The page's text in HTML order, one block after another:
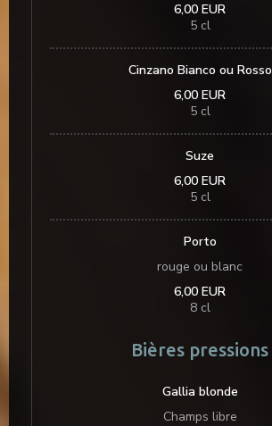
6,00 EUR
5 cl
Cinzano Bianco ou Rosso
6,00 EUR
5 cl
Suze
6,00 EUR
5 cl
Porto
rouge ou blanc
6,00 EUR
8 cl
Bières pressions
Gallia blonde
Champs libre